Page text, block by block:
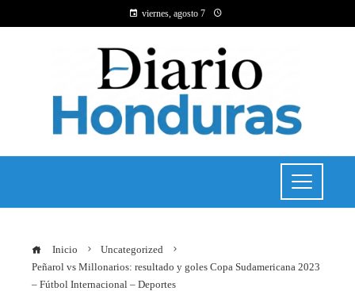
viernes, agosto 7
Inicio
Uncategorized
Peñarol vs Millonarios: resultado y goles Copa Sudamericana 2023
– Fútbol Internacional – Deportes